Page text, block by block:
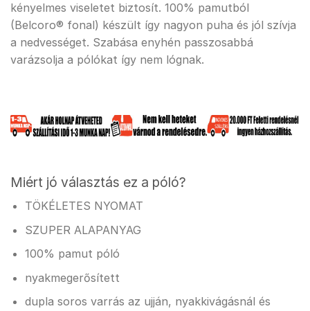
kényelmes viseletet biztosít. 100% pamutból
(Belcoro® fonal) készült így nagyon puha és jól szívja
a nedvességet. Szabása enyhén passzosabbá
varázsolja a pólókat így nem lógnak.
Miért jó választás ez a póló?
TÖKÉLETES NYOMAT
SZUPER ALAPANYAG
100% pamut póló
nyakmegerősített
dupla soros varrás az ujján, nyakkivágásnál és